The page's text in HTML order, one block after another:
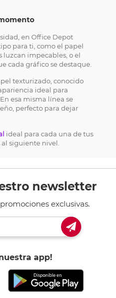
en Office Depot
para ti, como el papel
luzcan impecables, o el
cada gráfico se destaque.
texturizado, conocido
ideal para
esa misma línea se
perfecto para dejar
ideal para cada una de tus
siguiente nivel.
newsletter
exclusivas.
app!